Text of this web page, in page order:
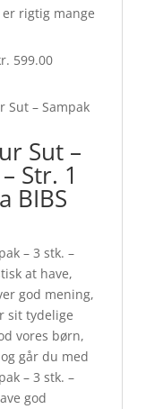
er rigtig mange
599.00
Sut – Sampak
Sut –
Str. 1
BIBS
– 3 stk. –
at have,
god mening,
sit tydelige
vores børn,
går du med
– 3 stk. –
god